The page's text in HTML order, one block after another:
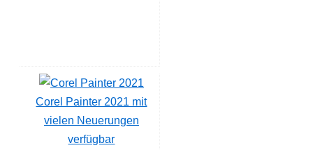
Corel Painter 2021 mit
vielen Neuerungen
verfügbar